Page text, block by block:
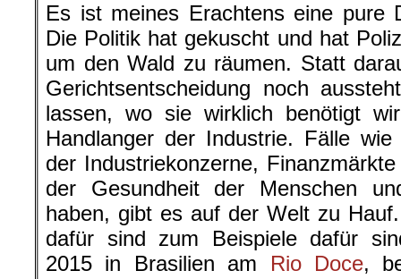
Es ist meines Erachtens eine pure
Die Politik hat gekuscht und hat
um den Wald zu räumen. Statt
Gerichtsentscheidung noch
lassen, wo sie wirklich benötigt
Handlanger der Industrie. Fälle
der Industriekonzerne,
der Gesundheit der Menschen
haben, gibt es auf der Welt zu
dafür sind zum Beispiele dafür
2015 in Brasilien am Rio Doce,